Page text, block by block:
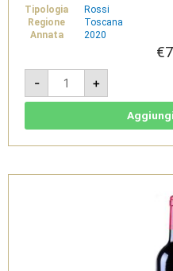
Tipologia
Rossi
Regione
Toscana
Annata
2020
€
-
Campo
Camagi
2020
Rosso
di
+